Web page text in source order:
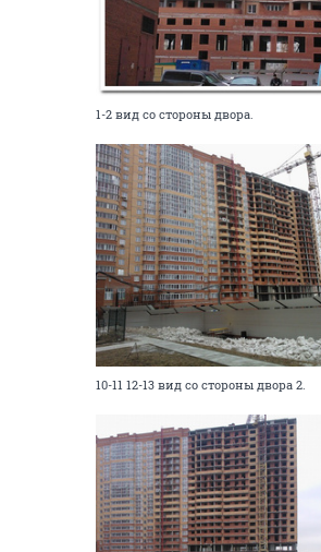
1-2 вид со стороны двора.
10-11 12-13 вид со стороны двора 2.